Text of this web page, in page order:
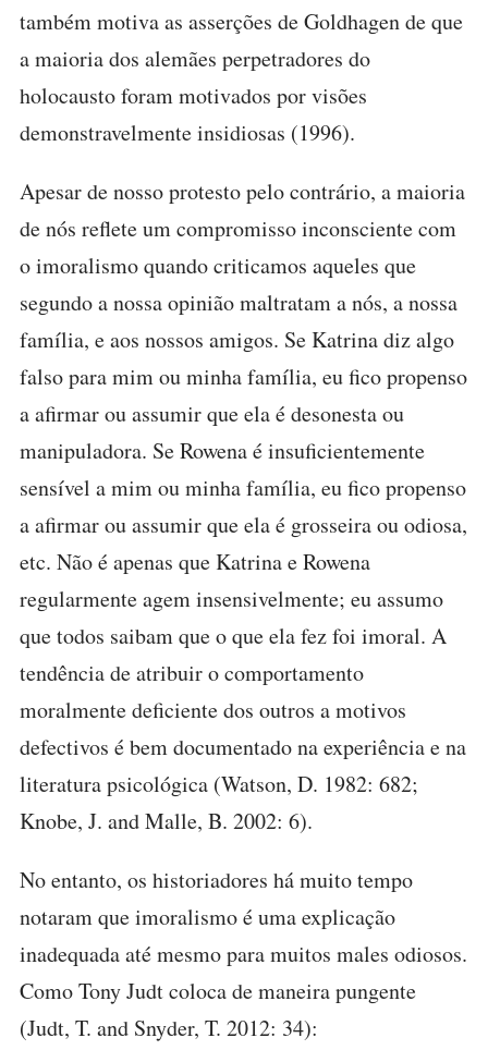
também motiva as asserções de Goldhagen de que
a maioria dos alemães perpetradores do
holocausto foram motivados por visões
demonstravelmente insidiosas (1996).
Apesar de nosso protesto pelo contrário, a maioria
de nós reflete um compromisso inconsciente com
o imoralismo quando criticamos aqueles que
segundo a nossa opinião maltratam a nós, a nossa
família, e aos nossos amigos. Se Katrina diz algo
falso para mim ou minha família, eu fico propenso
a afirmar ou assumir que ela é desonesta ou
manipuladora. Se Rowena é insuficientemente
sensível a mim ou minha família, eu fico propenso
a afirmar ou assumir que ela é grosseira ou odiosa,
etc. Não é apenas que Katrina e Rowena
regularmente agem insensivelmente; eu assumo
que todos saibam que o que ela fez foi imoral. A
tendência de atribuir o comportamento
moralmente deficiente dos outros a motivos
defectivos é bem documentado na experiência e na
literatura psicológica (Watson, D. 1982: 682;
Knobe, J. and Malle, B. 2002: 6).
No entanto, os historiadores há muito tempo
notaram que imoralismo é uma explicação
inadequada até mesmo para muitos males odiosos.
Como Tony Judt coloca de maneira pungente
(Judt, T. and Snyder, T. 2012: 34):